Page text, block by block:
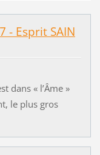
- Esprit SAIN
dans « l’Âme »
le plus gros